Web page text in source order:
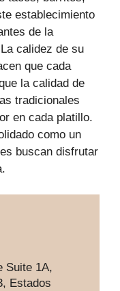
establecimiento
de la
calidez de su
que cada
la calidad de
tradicionales
en cada platillo.
como un
buscan disfrutar
Suite 1A,
Estados